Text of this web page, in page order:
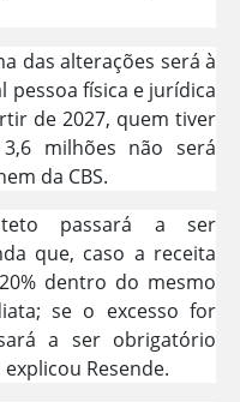
das alterações será à
física e jurídica
de 2027, quem tiver
milhões não será
da CBS.
teto passará a ser
que, caso a receita
dentro do mesmo
se o excesso for
a ser obrigatório
Resende.